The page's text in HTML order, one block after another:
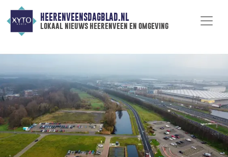
HEERENVEENSDAGBLAD.NL
lokaal nieuws heerenveen en omgeving